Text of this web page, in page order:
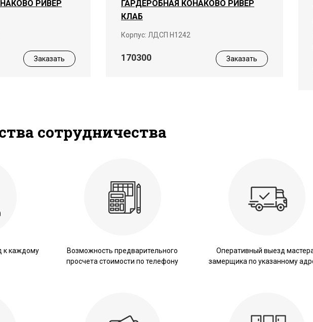
РИВЕР
Заказать
ГАРДЕРОБНАЯ КОНАКОВО РИВЕР
КЛАБ
Корпус: ЛДСП Н1242
170300 Заказать
сотрудничества
к каждому
Возможность предварительного
просчета стоимости по телефону
Оперативный выезд
замерщика по указанному